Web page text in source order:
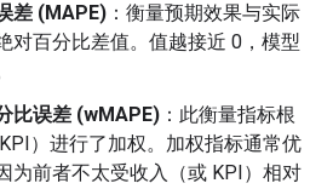
差 (MAPE) ：衡量预期效果与实际
对百分比差值。值越接近 0，模型
比误差 (wMAPE) ：此衡量指标根
）进行了加权。加权指标通常优
为前者不太受收入（或 KPI）相对